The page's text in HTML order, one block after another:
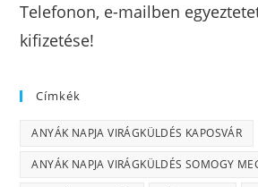
Telefonon, e-mailben
kifizetése!
Címkék
ANYÁK NAPJA VIRÁGKÜLDÉS KAPOSVÁR
ANYÁK NAPJA VIRÁGKÜLDÉS SOMOGY